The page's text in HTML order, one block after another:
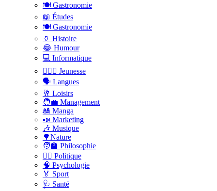
🍽️ Gastronomie
📖 Études
🍽️ Gastronomie
🏺 Histoire
😂 Humour
💻 Informatique
🤸🏽‍♀️ Jeunesse
🗣 Langues
🥂 Loisirs
🧑‍💼 Management
🎎 Manga
📣 Marketing
🎶 Musique
🌳Nature
🧑‍🏫 Philosophie
👨‍⚖️ Politique
🧠 Psychologie
🏅 Sport
🩺 Santé